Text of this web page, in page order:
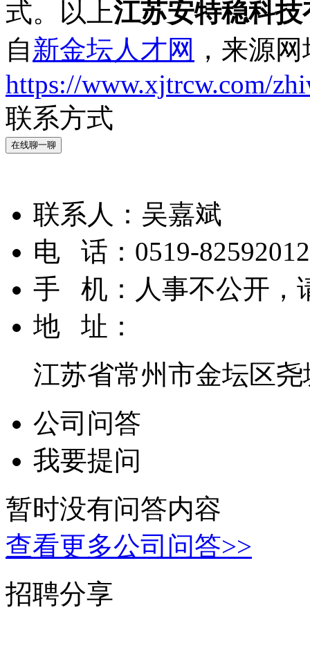
式。以上江苏安特稳科
自新金坛人才网 ，来源
https://www.xjtrcw.com/
联系方式
在线聊一聊
联系人： 吴嘉斌
电 话： 0519-82592012
手 机： 人事不公开，
地 址：
江苏省常州市金坛区
公司问答
我要提问
暂时没有问答内容
查看更多公司问答>>
招聘分享